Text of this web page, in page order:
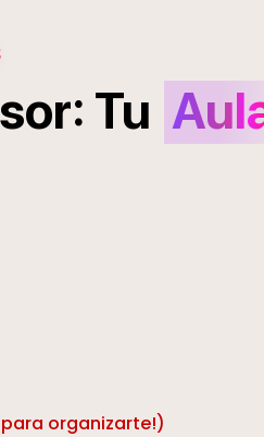
: Tu
organizarte!)